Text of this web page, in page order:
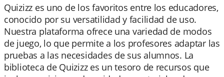
Quizizz es uno de los favoritos entre los educadores,
conocido por su versatilidad y facilidad de uso.
Nuestra plataforma ofrece una variedad de modos
de juego, lo que permite a los profesores adaptar las
pruebas a las necesidades de sus alumnos. La
biblioteca de Quizizz es un tesoro de recursos que